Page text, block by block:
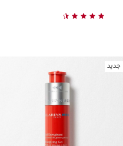
جديد